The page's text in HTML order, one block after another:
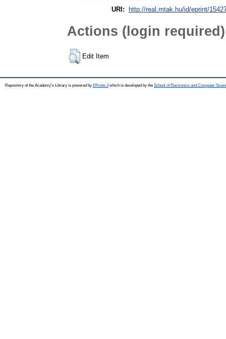
URI:
http://real.mtak.hu/id/eprint/
Actions (login required)
Edit Item
Repository of the Academy's Library is powered by EPrints 3which is developed by the School of Electronics and Computer